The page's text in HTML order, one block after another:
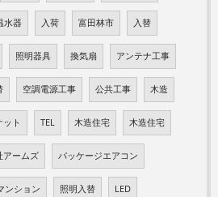
水器 入荷 富田林市 入替
照明器具 換気扇 アンテナ工事
空調電源工事 公共工事 木造
ット TEL 木造住宅 木造住宅
アームズ パッケージエアコン
ンション 照明入替 LED